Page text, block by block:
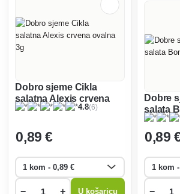
Dobro sjeme Cikla
salatna Alexis crvena
ovalna 3g
4.8(6)
0,89 €
− + U košaricu
Dobre
salata
0,89
−